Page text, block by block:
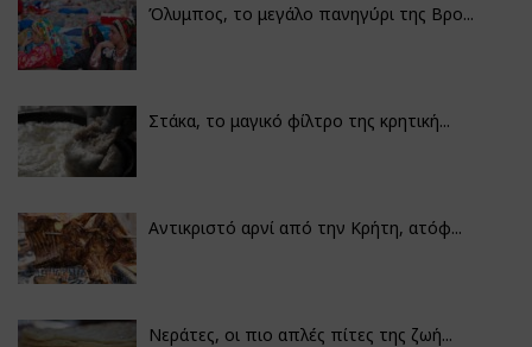
Όλυμπος, το μεγάλο πανηγύρι της Βρο...
Στάκα, το μαγικό φίλτρο της κρητική...
Αντικριστό αρνί από την Κρήτη, ατόφ...
Νεράτες, οι πιο απλές πίτες της ζωή...